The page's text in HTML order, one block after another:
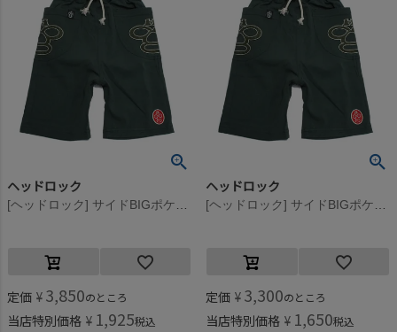
ヘッドロック
定価 ¥ 3,850のところ
当店特別価格 ¥ 1,925税込
ヘッドロック
定価 ¥ 3,300のところ
当店特別価格 ¥ 1,650税込